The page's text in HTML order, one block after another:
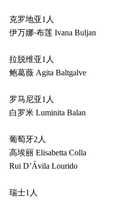
克罗地亚1人
伊万娜·布莲 Ivana Buljan
拉脱维亚1人
鲍葛薇 Agita Baltgalve
罗马尼亚1人
白罗米 Luminita Balan
葡萄牙2人
高埃丽 Elisabetta Colla
Rui D’Ávila Lourido
瑞士1人